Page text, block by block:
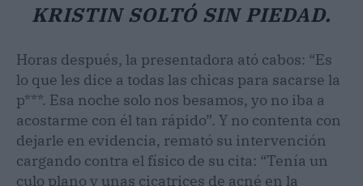
KRISTIN SOLTÓ SIN PIEDAD.
Horas después, la presentadora ató cabos: “Es
lo que les dice a todas las chicas para sacarse la
p***. Esa noche solo nos besamos, yo no iba a
acostarme con él tan rápido”. Y no contenta con
dejarle en evidencia, remató su intervención
cargando contra el físico de su cita: “Tenía un
culo plano y unas cicatrices de acné en la